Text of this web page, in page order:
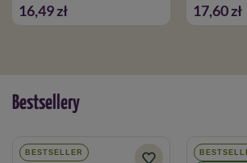
16,49 zł 17,60 zł
Bestsellery
BESTSELLER